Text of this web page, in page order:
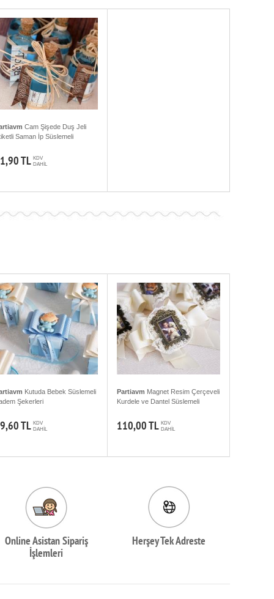
Cam Şişede Duş Jeli
Saman İp Süslemeli
TL KDV
DAHİL
Kutuda Bebek Süslemeli
Şekerleri
TL KDV
DAHİL
Partiavm Magnet Resim Çerçeveli
Kurdele ve Dantel Süslemeli
110,00 TL KDV
DAHİL
Online Asistan Sipariş
İşlemleri
Herşey Tek Adreste